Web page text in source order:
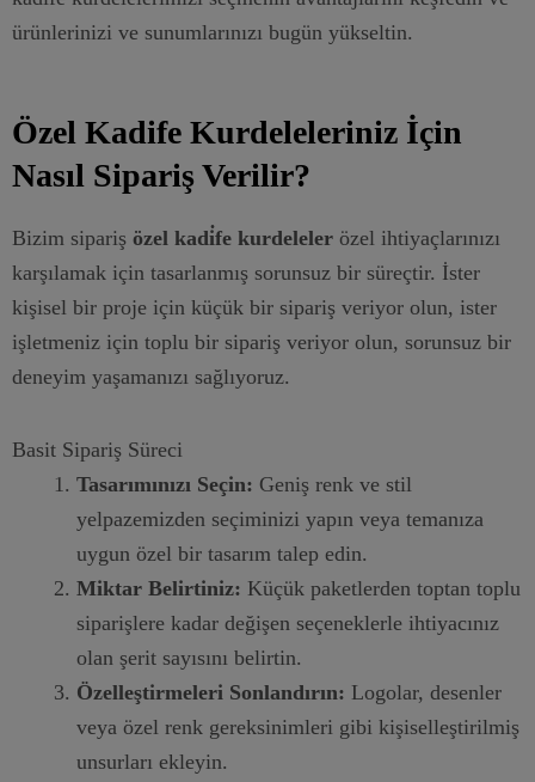
ürünlerinizi ve sunumlarınızı bugün yükseltin.
Özel Kadife Kurdeleleriniz İçin
Nasıl Sipariş Verilir?
Bizim sipariş özel kadi̇fe kurdeleler özel ihtiyaçlarınızı
karşılamak için tasarlanmış sorunsuz bir süreçtir. İster
kişisel bir proje için küçük bir sipariş veriyor olun, ister
işletmeniz için toplu bir sipariş veriyor olun, sorunsuz bir
deneyim yaşamanızı sağlıyoruz.
Basit Sipariş Süreci
Tasarımınızı Seçin: Geniş renk ve stil
yelpazemizden seçiminizi yapın veya temanıza
uygun özel bir tasarım talep edin.
Miktar Belirtiniz: Küçük paketlerden toptan toplu
siparişlere kadar değişen seçeneklerle ihtiyacınız
olan şerit sayısını belirtin.
Özelleştirmeleri Sonlandırın: Logolar, desenler
veya özel renk gereksinimleri gibi kişiselleştirilmiş
unsurları ekleyin.